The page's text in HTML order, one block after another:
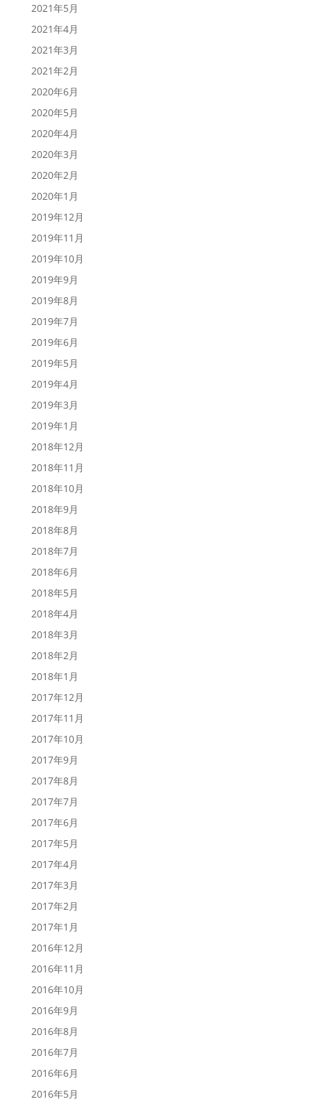
2021年5月
2021年4月
2021年3月
2021年2月
2020年6月
2020年5月
2020年4月
2020年3月
2020年2月
2020年1月
2019年12月
2019年11月
2019年10月
2019年9月
2019年8月
2019年7月
2019年6月
2019年5月
2019年4月
2019年3月
2019年1月
2018年12月
2018年11月
2018年10月
2018年9月
2018年8月
2018年7月
2018年6月
2018年5月
2018年4月
2018年3月
2018年2月
2018年1月
2017年12月
2017年11月
2017年10月
2017年9月
2017年8月
2017年7月
2017年6月
2017年5月
2017年4月
2017年3月
2017年2月
2017年1月
2016年12月
2016年11月
2016年10月
2016年9月
2016年8月
2016年7月
2016年6月
2016年5月